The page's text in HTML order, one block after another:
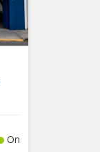
On